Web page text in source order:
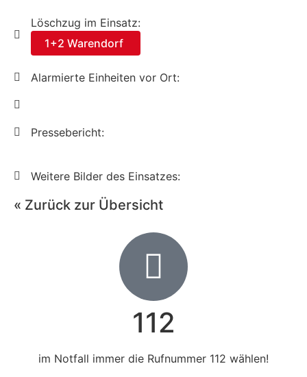
Löschzug im Einsatz:
1+2 Warendorf
Alarmierte Einheiten vor Ort:
Pressebericht:
Weitere Bilder des Einsatzes:
« Zurück zur Übersicht
112
im Notfall immer die Rufnummer 112 wählen!